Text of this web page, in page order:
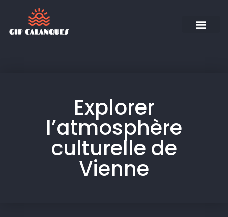
Explorer
l’atmosphère
culturelle de
Vienne